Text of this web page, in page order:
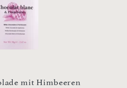
mit Himbeeren